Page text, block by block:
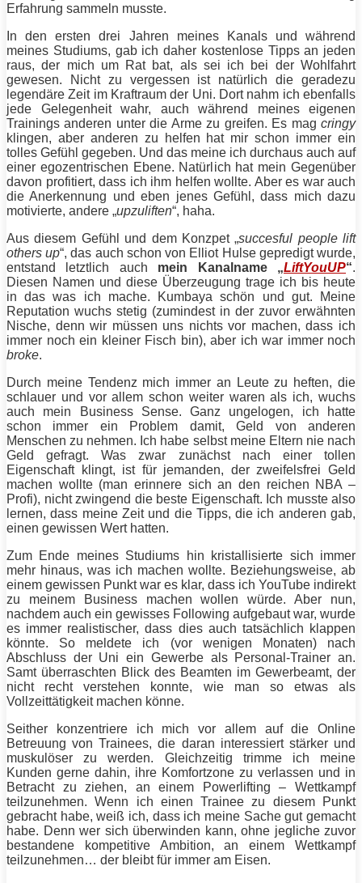
Erfahrung sammeln musste.
In den ersten drei Jahren meines Kanals und während
meines Studiums, gab ich daher kostenlose Tippsan jeden
raus, der mich um Rat bat, als sei ich bei der Wohlfahrt
gewesen. Nicht zu vergessen ist natürlich die geradezu
legendäre Zeit im Kraftraum der Uni. Dort nahm ich ebenfalls
jede Gelegenheit wahr, auch während meines eigenen
Trainings anderen unter die Armezu greifen. Es magcringy
klingen, aber anderen zu helfen hat mir schon immer ein
tolles Gefühl gegeben. Und das meine ich durchaus auch auf
einer egozentrischen Ebene. Natürlich hat mein Gegenüber
davon profitiert, dass ich ihm helfen wollte. Aber es war auch
die Anerkennung und eben jenes Gefühl, dass mich dazu
motivierte, andere „upzuliften“, haha.
Aus diesem Gefühl und dem Konzpet „succesful people lift
others up“, das auch schon von Elliot Hulse gepredigt wurde,
entstand letztlich auch mein Kanalname „LiftYouUP“.
Diesen Namen und diese Überzeugung trage ich bis heute
in das was ich mache. Kumbaya schön und gut. Meine
Reputation wuchs stetig (zumindest in der zuvor erwähnten
Nische, denn wir müssen uns nichts vor machen, dass ich
immer noch ein kleiner Fisch bin), aber ich war immer noch
broke.
Durch meine Tendenz mich immer an Leute zu heften, die
schlauer und vor allem schon weiter waren als ich, wuchs
auch mein Business Sense. Ganz ungelogen, ich hatte
schon immer ein Problem damit, Geld von anderen
Menschen zu nehmen. Ich habe selbst meine Eltern nie nach
Geld gefragt. Was zwar zunächst nach einer tollen
Eigenschaft klingt, ist für jemanden, der zweifelsfrei Geld
machen wollte (man erinnere sich an den reichen NBA –
Profi), nicht zwingend die beste Eigenschaft. Ich musste also
lernen, dass meine Zeit und die Tipps, die ich anderen gab,
einen gewissen Wert hatten.
Zum Ende meines Studiums hin kristallisierte sich immer
mehr hinaus, was ich machen wollte. Beziehungsweise, ab
einem gewissen Punkt war es klar, dass ich YouTube indirekt
zu meinem Business machen wollen würde. Aber nun,
nachdem auch ein gewisses Following aufgebaut war, wurde
es immer realistischer, dass dies auch tatsächlich klappen
könnte. So meldete ich (vor wenigen Monaten) nach
Abschluss der Uni ein Gewerbe als Personal-Trainer an.
Samt überraschten Blick des Beamten im Gewerbeamt, der
nicht recht verstehen konnte, wie man so etwas als
Vollzeittätigkeit machen könne.
Seither konzentriere ich mich vor allem auf die Online
Betreuung von Trainees, die daran interessiert stärkerund
muskulöser zu werden. Gleichzeitig trimme ich meine
Kunden gerne dahin, ihre Komfortzone zu verlassen und in
Betracht zu ziehen, an einem
Powerlifting – Wettkampf
teilzunehmen. Wenn ich einen Trainee zu diesem Punkt
gebracht habe, weiß ich, dass ich meine Sache gut gemacht
habe. Denn wer sich überwinden kann, ohne jegliche zuvor
bestandene kompetitive Ambition, an einem Wettkampf
teilzunehmen… der bleibt für immer am Eisen.